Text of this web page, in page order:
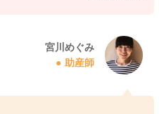
宮川めぐみ
助産師